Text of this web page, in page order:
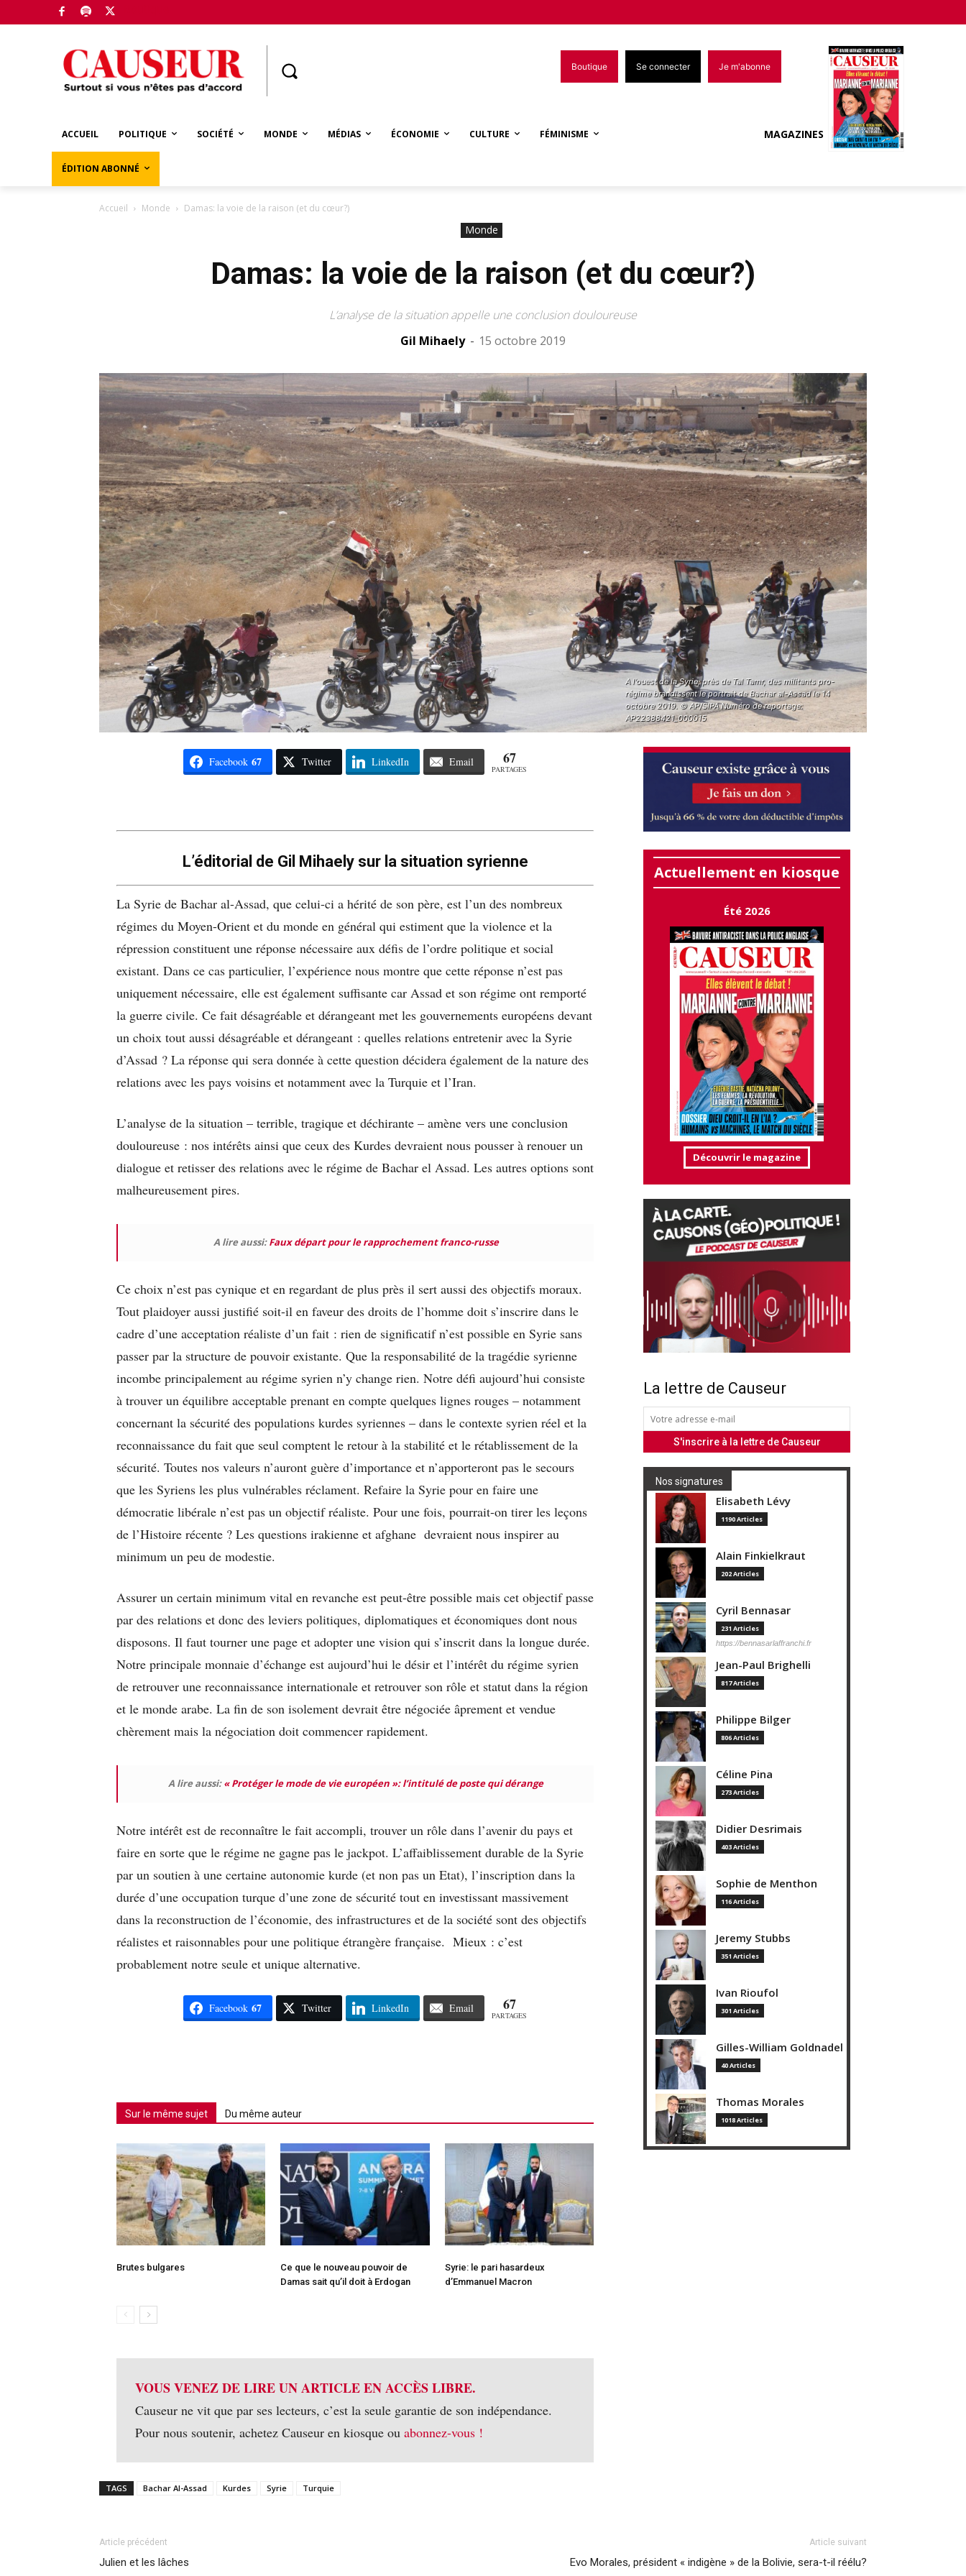
Boutique Se connecter Je m'abonne
ACCUEIL POLITIQUE SOCIÉTÉ MONDE MÉDIAS ÉCONOMIE CULTURE FÉMINISME
ÉDITION ABONNÉ
MAGAZINES
Accueil Monde Damas: la voie de la raison (et du cœur?)
Monde
Damas: la voie de la raison (et du cœur?)
L’analyse de la situation appelle une conclusion douloureuse
Gil Mihaely - 15 octobre 2019
A l'ouest de la Syrie, près de Tal Tamr, des militants pro-
régime brandissent le portrait de Bachar al-Assad le 14
octobre 2019. © AP/SIPA Numéro de reportage:
AP22388421_000015
Facebook 67 Twitter LinkedIn Email 67
PARTAGES
L’éditorial de Gil Mihaely sur la situation syrienne
La Syrie de Bachar al-Assad, que celui-ci a hérité de son père, est l’un des nombreux
régimes du Moyen-Orient et du monde en général qui estiment que la violence et la
répression constituent une réponse nécessaire aux défis de l’ordre politique et social
existant. Dans ce cas particulier, l’expérience nous montre que cette réponse n’est pas
uniquement nécessaire, elle est également suffisante car Assad et son régime ont remporté
la guerre civile. Ce fait désagréable et dérangeant met les gouvernements européens devant
un choix tout aussi désagréable et dérangeant : quelles relations entretenir avec la Syrie
d’Assad ? La réponse qui sera donnée à cette question décidera également de la nature des
relations avec les pays voisins et notamment avec la Turquie et l’Iran.
L’analyse de la situation – terrible, tragique et déchirante – amène vers une conclusion
douloureuse : nos intérêts ainsi que ceux des Kurdes devraient nous pousser à renouer un
dialogue et retisser des relations avec le régime de Bachar el Assad. Les autres options sont
malheureusement pires.
A lire aussi:Faux départ pour le rapprochement franco-russe
Ce choix n’est pas cynique et en regardant de plus près il sert aussi des objectifs moraux.
Tout plaidoyer aussi justifié soit-il en faveur des droits de l’homme doit s’inscrire dans le
cadre d’une acceptation réaliste d’un fait : rien de significatif n’est possible en Syrie sans
passer par la structure de pouvoir existante. Que la responsabilité de la tragédie syrienne
incombe principalement au régime syrien n’y change rien. Notre défi aujourd’hui consiste
à trouver un équilibre acceptable prenant en compte quelques lignes rouges – notamment
concernant la sécurité des populations kurdes syriennes – dans le contexte syrien réel et la
reconnaissance du fait que seul comptent le retour à la stabilité et le rétablissement de la
sécurité. Toutes nos valeurs n’auront guère d’importance et n’apporteront pas le secours
que les Syriens les plus vulnérables réclament. Refaire la Syrie pour en faire une
démocratie libérale n’est pas un objectif réaliste. Pour une fois, pourrait-on tirer les leçons
de l’Histoire récente ? Les questions irakienne et afghane devraient nous inspirer au
minimum un peu de modestie.
Assurer un certain minimum vital en revanche est peut-être possible mais cet objectif passe
par des relations et donc des leviers politiques, diplomatiques et économiques dont nous
disposons. Il faut tourner une page et adopter une vision qui s’inscrit dans la longue durée.
Notre principale monnaie d’échange est aujourd’hui le désir et l’intérêt du régime syrien
de retrouver une reconnaissance internationale et retrouver son rôle et statut dans la région
et le monde arabe. La fin de son isolement devrait être négociée âprement et vendue
chèrement mais la négociation doit commencer rapidement.
A lire aussi:« Protéger le mode de vie européen »: l’intitulé de poste qui dérange
Notre intérêt est de reconnaître le fait accompli, trouver un rôle dans l’avenir du pays et
faire en sorte que le régime ne gagne pas le jackpot. L’affaiblissement durable de la Syrie
par un soutien à une certaine autonomie kurde (et non pas un Etat), l’inscription dans la
durée d’une occupation turque d’une zone de sécurité tout en investissant massivement
dans la reconstruction de l’économie, des infrastructures et de la société sont des objectifs
réalistes et raisonnables pour une politique étrangère française. Mieux : c’est
probablement notre seule et unique alternative.
Facebook 67 Twitter LinkedIn Email 67
PARTAGES
Sur le même sujet Du même auteur
Brutes bulgares
Ce que le nouveau pouvoir de
Damas sait qu’il doit à Erdogan
Syrie: le pari hasardeux
d’Emmanuel Macron
VOUS VENEZ DE LIRE UN ARTICLE EN ACCÈS LIBRE.
Causeur ne vit que par ses lecteurs, c’est la seule garantie de son indépendance.
Pour nous soutenir, achetez Causeur en kiosque ou abonnez-vous !
Actuellement en kiosque
Été 2026
Découvrir le magazine
La lettre de Causeur
Nos signatures
Elisabeth Lévy
1190 Articles
Alain Finkielkraut
202 Articles
Cyril Bennasar
231 Articles
https://bennasarlaffranchi.fr
Jean-Paul Brighelli
817 Articles
Philippe Bilger
806 Articles
Céline Pina
273 Articles
Didier Desrimais
403 Articles
Sophie de Menthon
116 Articles
Jeremy Stubbs
351 Articles
Ivan Rioufol
301 Articles
Gilles-William Goldnadel
40 Articles
Thomas Morales
1018 Articles
TAGS Bachar Al-Assad Kurdes Syrie Turquie
Article précédent
Julien et les lâches
Article suivant
Evo Morales, président « indigène » de la Bolivie, sera-t-il réélu?